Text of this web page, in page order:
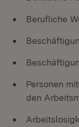
Berufliche
Personen
den